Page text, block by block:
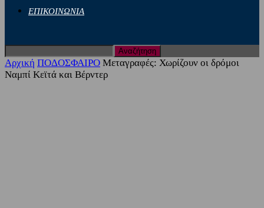
ΕΠΙΚΟΙΝΩΝΙΑ
Αρχική ΠΟΔΟΣΦΑΙΡΟ Μεταγραφές: Χωρίζουν οι δρόμοι
Ναμπί Κεϊτά και Βέρντερ